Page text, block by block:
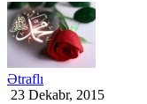
Ətraflı
23 Dekabr, 2015